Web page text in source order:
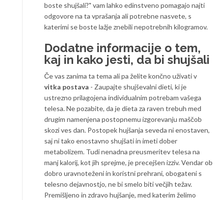
boste shujšali?" vam lahko edinstveno pomagajo najti
odgovore na ta vprašanja ali potrebne nasvete, s
katerimi se boste lažje znebili nepotrebnih kilogramov.
Dodatne informacije o tem,
kaj in kako jesti, da bi shujšali
Če vas zanima ta tema ali pa želite končno uživati v
vitka postava - Zaupajte shujševalni dieti, ki je
ustrezno prilagojena individualnim potrebam vašega
telesa. Ne pozabite, da je dieta za raven trebuh med
drugim namenjena postopnemu izgorevanju maščob
skozi ves dan. Postopek hujšanja seveda ni enostaven,
saj ni tako enostavno shujšati in imeti dober
metabolizem. Tudi nenadna preusmeritev telesa na
manj kalorij, kot jih sprejme, je precejšen izziv. Vendar ob
dobro uravnoteženi in koristni prehrani, obogateni s
telesno dejavnostjo, ne bi smelo biti večjih težav.
Premišljeno in zdravo hujšanje, med katerim želimo